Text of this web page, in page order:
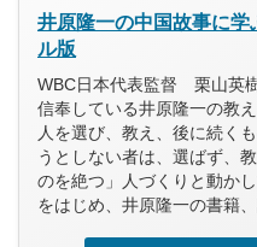
井原隆一の中国故事に学
ル版
WBC日本代表監督 栗山英
信奉している井原隆一の教
人を選び、教え、後に続く
うとしない者は、選ばず、
のを絶つ」人づくりと動か
をはじめ、井原隆一の書籍